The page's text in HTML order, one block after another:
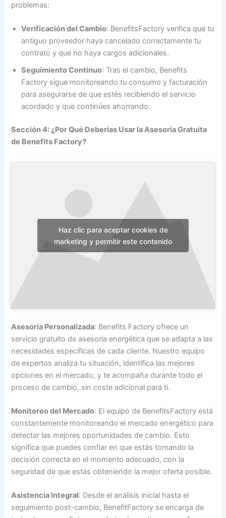
problemas:
Verificación del Cambio: BenefitsFactory verifica que tu
antiguo proveedor haya cancelado correctamente tu
contrato y que no haya cargos adicionales.
Seguimiento Continuo: Tras el cambio, Benefits
Factory sigue monitoreando tu consumo y facturación
para asegurarse de que estés recibiendo el servicio
acordado y que continúes ahorrando.
Sección 4: ¿Por Qué Deberías Usar la Asesoría Gratuita
de Benefits Factory?
Haz clic para aceptar cookies de
marketing y permitir este contenido
Asesoría Personalizada: Benefits Factory ofrece un
servicio gratuito de asesoría energética que se adapta a las
necesidades específicas de cada cliente. Nuestro equipo
de expertos analiza tu situación, identifica las mejores
opciones en el mercado, y te acompaña durante todo el
proceso de cambio, sin coste adicional para ti.
Monitoreo del Mercado: El equipo de BenefitsFactory está
constantemente monitoreando el mercado energético para
detectar las mejores oportunidades de cambio. Esto
significa que puedes confiar en que estás tomando la
decisión correcta en el momento adecuado, con la
seguridad de que estás obteniendo la mejor oferta posible.
Asistencia Integral: Desde el análisis inicial hasta el
seguimiento post-cambio, BenefitFactory se encarga de